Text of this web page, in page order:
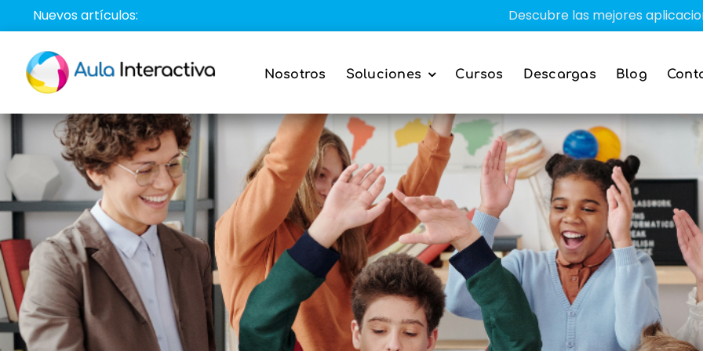
Saltar
al
contenido
Nuevos artículos: Descubre las mejores aplicaciones educativas
Nosotros Soluciones Cursos Descargas Blog